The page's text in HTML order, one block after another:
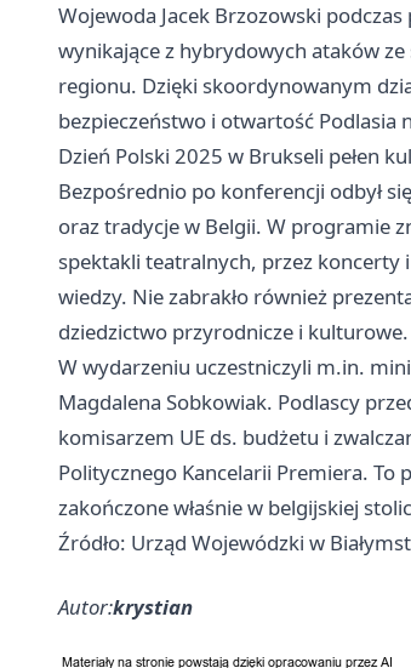
Wojewoda Jacek Brzozowski
wynikające z hybrydowych ataków
regionu. Dzięki skoordynowanym
bezpieczeństwo i otwartość Podlasia
Dzień Polski 2025 w Brukseli pełen
Bezpośrednio po konferencji odbył
oraz tradycje w Belgii. W programie
spektakli teatralnych, przez
wiedzy. Nie zabrakło również
dziedzictwo przyrodnicze i kulturowe.
W wydarzeniu uczestniczyli m.in.
Magdalena Sobkowiak. Podlascy
komisarzem UE ds. budżetu i
Politycznego Kancelarii Premiera. To
zakończone właśnie w belgijskiej
Źródło: Urząd Wojewódzki w
Autor:krystian